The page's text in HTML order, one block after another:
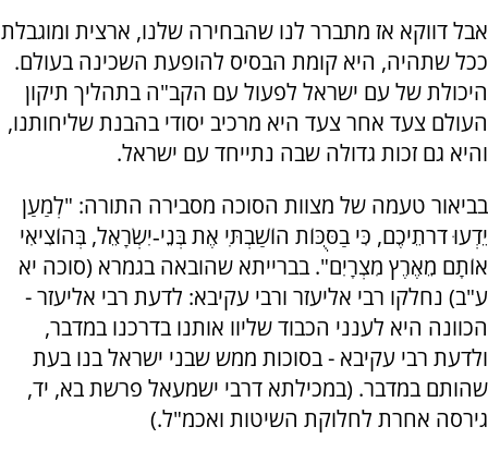
אבל דווקא אז מתברר לנו שהבחירה שלנו, ארצית ומוגבלת
ככל שתהיה, היא קומת הבסיס להופעת השכינה בעולם.
היכולת של עם ישראל לפעול עם הקב"ה בתהליך תיקון
העולם צעד אחר צעד היא מרכיב יסודי בהבנת שליחותנו,
והיא גם זכות גדולה שבה נתייחד עם ישראל.
בביאור טעמה של מצוות הסוכה מסבירה התורה: "לְמַעַן
יֵדְעוּ דֹרֹתֵיכֶם, כִּי בַסֻּכּוֹת הוֹשַׁבְתִּי אֶת בְּנֵי‐יִשְׂרָאֵל, בְּהוֹצִיאִי
אוֹתָם מֵאֶרֶץ מִצְרָיִם". בברייתא שהובאה בגמרא (סוכה יא
ע"ב) נחלקו רבי אליעזר ורבי עקיבא: לדעת רבי אליעזר -
הכוונה היא לענני הכבוד שליוו אותנו בדרכנו במדבר,
ולדעת רבי עקיבא - בסוכות ממש שבני ישראל בנו בעת
שהותם במדבר. (במכילתא דרבי ישמעאל פרשת בא, יד,
גירסה אחרת לחלוקת השיטות ואכמ"ל.)